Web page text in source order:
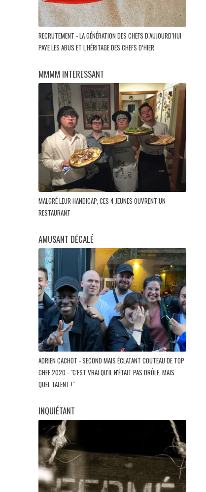
RECRUTEMENT - LA GÉNÉRATION DES CHEFS D’AUJOURD’HUI
PAYE LES ABUS ET L'HÉRITAGE DES CHEFS D’HIER
MMMM INTERESSANT
MALGRÉ LEUR HANDICAP, CES 4 JEUNES OUVRENT UN
RESTAURANT
AMUSANT DÉCALÉ
ADRIEN CACHOT - SECOND MAIS ÉCLATANT COUTEAU DE TOP
CHEF 2020 - "C'EST VRAI QU'IL N'ÉTAIT PAS DRÔLE, MAIS
QUEL TALENT !"
INQUIÉTANT